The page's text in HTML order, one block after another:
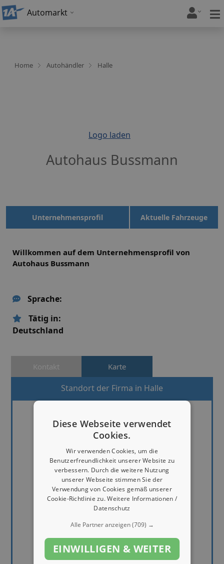
Automarkt
Home Autohändler Halle
Logo laden
Autohaus Bussmann
Unternehmensprofil Aktuelle Fahrzeuge
Willkommen auf dem Unternehmensprofil von
Autohaus Bussmann
Sprache:
Tätig in:
Deutschland
Kontakt Karte
Standort der Firma in Halle
Diese Webseite verwendet
Cookies.
Wir verwenden Cookies, um die
Benutzerfreundlichkeit unserer Website zu
verbessern. Durch die weitere Nutzung
unserer Webseite stimmen Sie der
Verwendung von Cookies gemäß unserer
Cookie-Richtlinie zu.Weitere Informationen /
Datenschutz
Alle Partner anzeigen(709) →
EINWILLIGEN & WEITER